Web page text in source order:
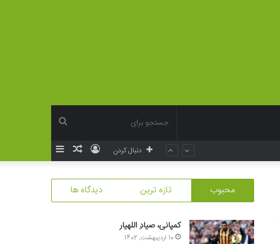
براینوشته
ورود دنبال کردن
محبوب تازه ترین دیدگاه ها
کمپانی، صیادِ اللهیار
10 اردیبهشت, 1402